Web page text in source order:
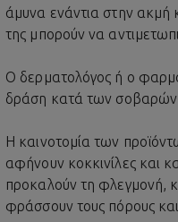
άμυνα ενάντια στην ακμή
της μπορούν να
Ο δερματολόγος ή ο
δράση κατά των
Η καινοτομία των
αφήνουν κοκκινίλες και
προκαλούν τη φλεγμονή,
φράσσουν τους πόρους